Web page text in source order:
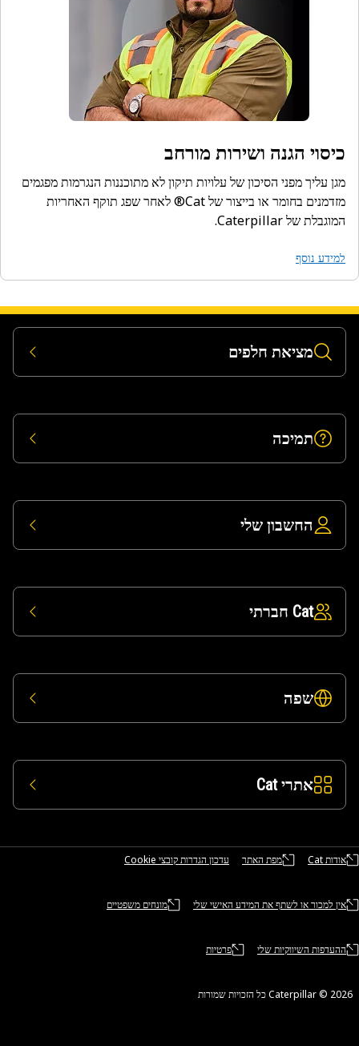
כיסוי הגנה ושירות מורחב
מגן עליך מפני הסיכון של עלויות תיקון לא מתוכננות הנגרמות מפגמים
מזדמנים בחומר או בייצור של Cat® לאחר שפג תוקף האחריות
המוגבלת של Caterpillar.
למידע נוסף
מציאת חלפים
תמיכה
החשבון שלי
Cat חברתי
שפה
אתרי Cat
אודות Cat מפת האתר עדכון הגדרות קובצי Cookie
אין למכור או לשתף את המידע האישי שלי מונחים משפטיים
ההעדפות השיווקיות שלי פרטיות
Caterpillar ©‎ 2026 כל הזכויות שמורות